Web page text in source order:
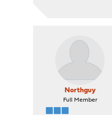
Northguy
Full Member